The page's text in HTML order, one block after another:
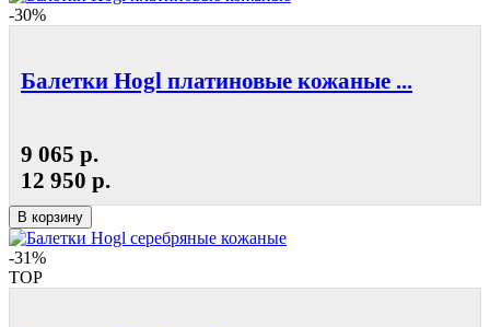
-30%
Балетки Hogl платиновые кожаные ...
9 065 р.
12 950 р.
В корзину
-31%
TOP